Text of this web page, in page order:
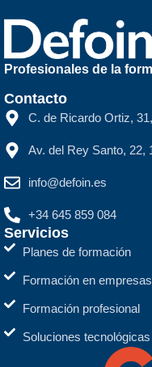
Profesionales de la
Contacto
C. de Ricardo Ortiz,
Av. del Rey Santo, 22,
info@defoin.es
+34 645 859 084
Servicios
Planes de formación
Formación en empresas
Formación profesional
Soluciones tecnológicas